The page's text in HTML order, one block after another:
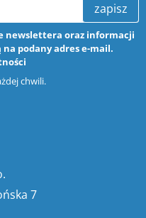
zapisz
newslettera oraz informacji
podany adres e-mail.
chwili.
7